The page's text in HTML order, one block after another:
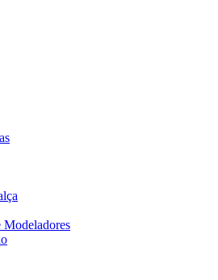
Modeladores